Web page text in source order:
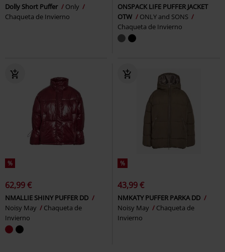
Dolly Short Puffer
Only
Chaqueta de Invierno
ONSPACK LIFE PUFFER JACKET
OTW
ONLY and SONS
Chaqueta de Invierno
%
62,99 €
NMALLIE SHINY PUFFER DD
Noisy May
Chaqueta de
Invierno
%
43,99 €
NMKATY PUFFER PARKA DD
Noisy May
Chaqueta de
Invierno